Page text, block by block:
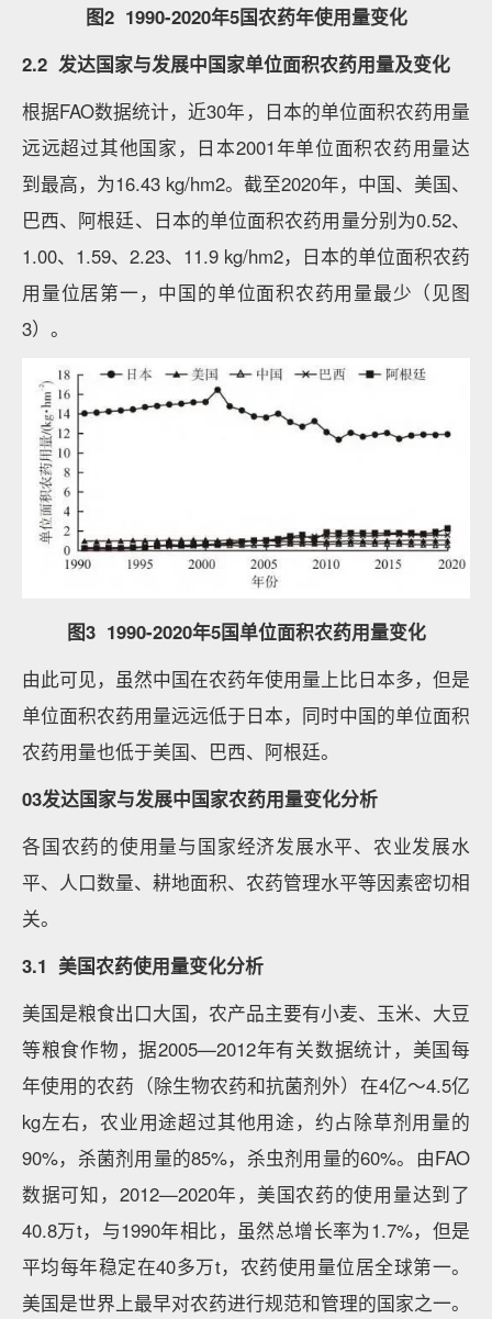
图2 1990-2020年5国农药年使用量变化
2.2 发达国家与发展中国家单位面积农药用量及变化
根据FAO数据统计，近30年，日本的单位面积农药用量
远远超过其他国家，日本2001年单位面积农药用量达
到最高，为16.43 kg/hm2。截至2020年，中国、美国、
巴西、阿根廷、日本的单位面积农药用量分别为0.52、
1.00、1.59、2.23、11.9 kg/hm2，日本的单位面积农药
用量位居第一，中国的单位面积农药用量最少（见图
3）。
图3 1990-2020年5国单位面积农药用量变化
由此可见，虽然中国在农药年使用量上比日本多，但是
单位面积农药用量远远低于日本，同时中国的单位面积
农药用量也低于美国、巴西、阿根廷。
03发达国家与发展中国家农药用量变化分析
各国农药的使用量与国家经济发展水平、农业发展水
平、人口数量、耕地面积、农药管理水平等因素密切相
关。
3.1 美国农药使用量变化分析
美国是粮食出口大国，农产品主要有小麦、玉米、大豆
等粮食作物，据2005—2012年有关数据统计，美国每
年使用的农药（除生物农药和抗菌剂外）在4亿～4.5亿
kg左右，农业用途超过其他用途，约占除草剂用量的
90%，杀菌剂用量的85%，杀虫剂用量的60%。由FAO
数据可知，2012—2020年，美国农药的使用量达到了
40.8万t，与1990年相比，虽然总增长率为1.7%，但是
平均每年稳定在40多万t，农药使用量位居全球第一。
美国是世界上最早对农药进行规范和管理的国家之一。